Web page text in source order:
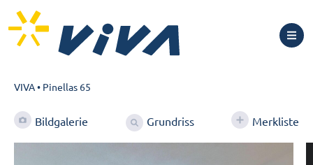
VIVA• Pinellas 65
Bildgalerie Grundriss Merkliste